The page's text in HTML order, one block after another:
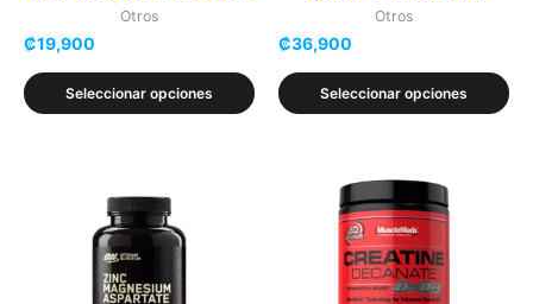
Otros
₡19,900
Seleccionar opciones
en
página
de
Otros
₡36,900
Seleccionar opciones
en
página
de
producto
tiene
múltiples
variantes.
Este
producto
tiene
múltiples
variantes.